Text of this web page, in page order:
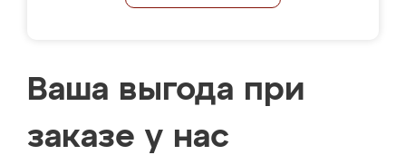
Ваша выгода при
заказе у нас